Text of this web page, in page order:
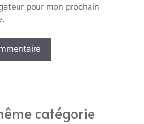
pour mon prochain
catégorie